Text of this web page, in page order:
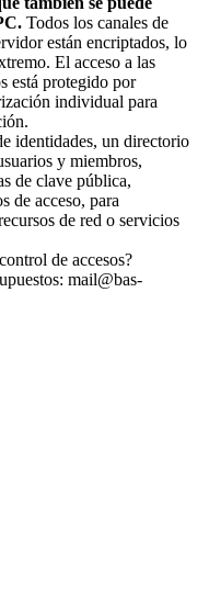
Todos los canales de
están encriptados, lo
El acceso a las
está protegido por
individual para
identidades, un directorio
y miembros,
de clave pública,
de acceso, para
de red o servicios
de accesos?
mail@bas-